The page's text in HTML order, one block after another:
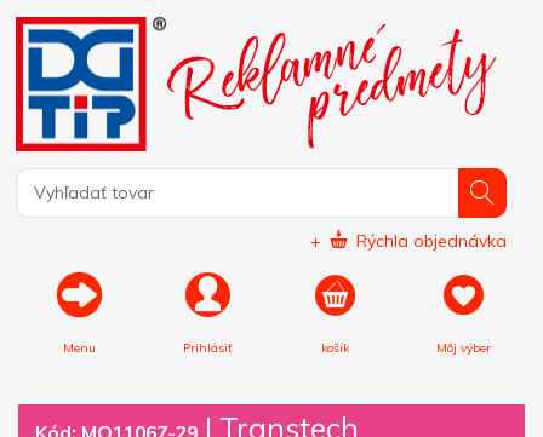
+ Rýchla objednávka
Menu Prihlásiť košík Môj výber
Kód: MO11067-29 | Transtech